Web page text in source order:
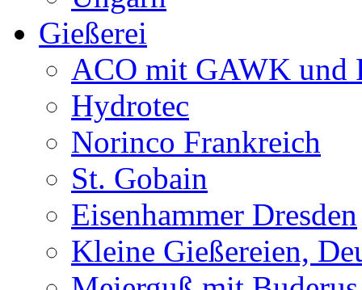
Gießerei
ACO mit GAWK und
Hydrotec
Norinco Frankreich
St. Gobain
Eisenhammer Dresden
Kleine Gießereien,